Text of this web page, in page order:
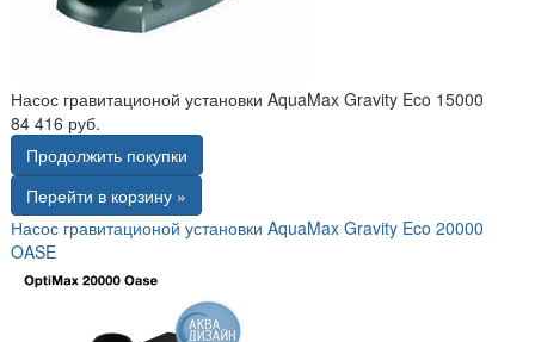
Насос гравитационой установки AquaMax Gravity Eco 15000
84 416 руб.
Продолжить покупки
Перейти в корзину »
Насос гравитационой установки AquaMax Gravity Eco 20000
OASE